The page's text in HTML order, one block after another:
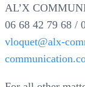
AL’X
06 68 42 79 68 /
vloquet@alx-